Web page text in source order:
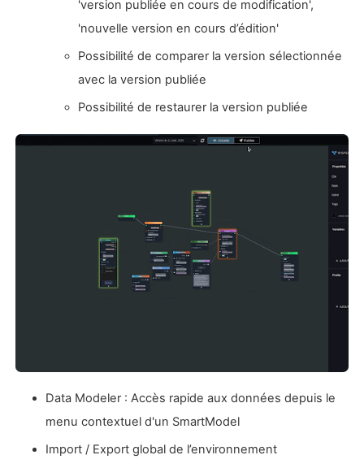
'version publiée en cours de modification',
'nouvelle version en cours d’édition'
Possibilité de comparer la version sélectionnée
avec la version publiée
Possibilité de restaurer la version publiée
Data Modeler : Accès rapide aux données depuis le
menu contextuel d'un SmartModel
Import / Export global de l’environnement